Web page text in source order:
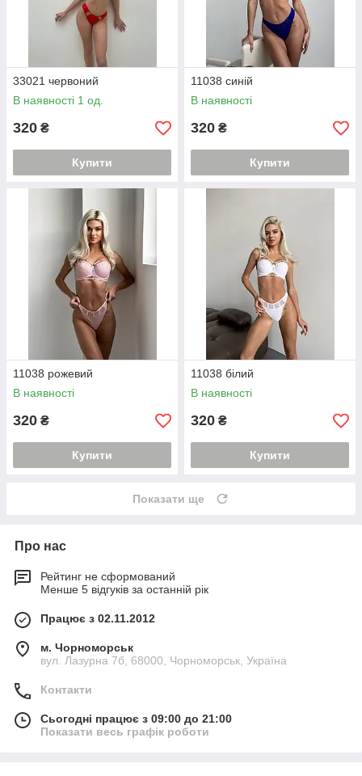
33021 червоний
В наявності 1 од.
320 ₴
Купити
11038 синій
В наявності
320 ₴
Купити
11038 рожевий
В наявності
320 ₴
Купити
11038 білий
В наявності
320 ₴
Купити
Показати ще
Про нас
Рейтинг не сформований
Менше 5 відгуків за останній рік
Працює з 02.11.2012
м. Чорноморськ
вул. Лазурна 7б, 68000, Чорноморськ, Україна
Контакти
Сьогодні працює з 09:00 до 21:00
Показати весь графік роботи